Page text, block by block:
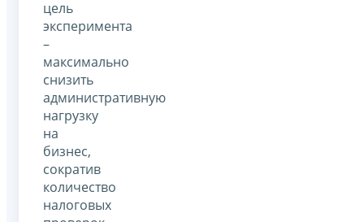
цель
эксперимента
–
максимально
снизить
административную
нагрузку
на
бизнес,
сократив
количество
налоговых